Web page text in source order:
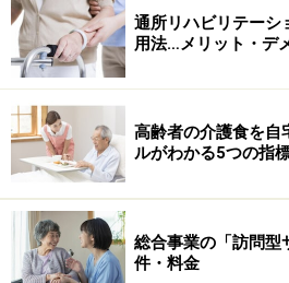
物品の購入を勧誘された
「いいベッドがあるんですけど
勧誘してきたら、事業所そのも
はっきりお断りしてもしつこい
を。場合によっては地域の保健
ほうがよいかも。
通所リハビリテーシ
用法…メリット・デ
高齢者の介護食を自
ルがわかる5つの指
総合事業の「訪問
件・料金